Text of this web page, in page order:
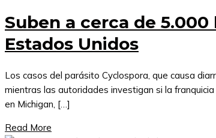
Suben a cerca de
Estados Unidos
Los casos del parásito Cyclospora, que causa
mientras las autoridades investigan si la
en Michigan, […]
Read More